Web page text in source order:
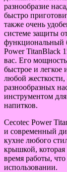
разнообразие
быстро
также очень
системе защиты
функциональный
Power TitanBlack
вас. Его
быстрое и легкое
любой
разнообразных
инструментом
напитков.
Cecotec Power
и современный
кухне любого
крышкой, которая
время работы,
использовании.